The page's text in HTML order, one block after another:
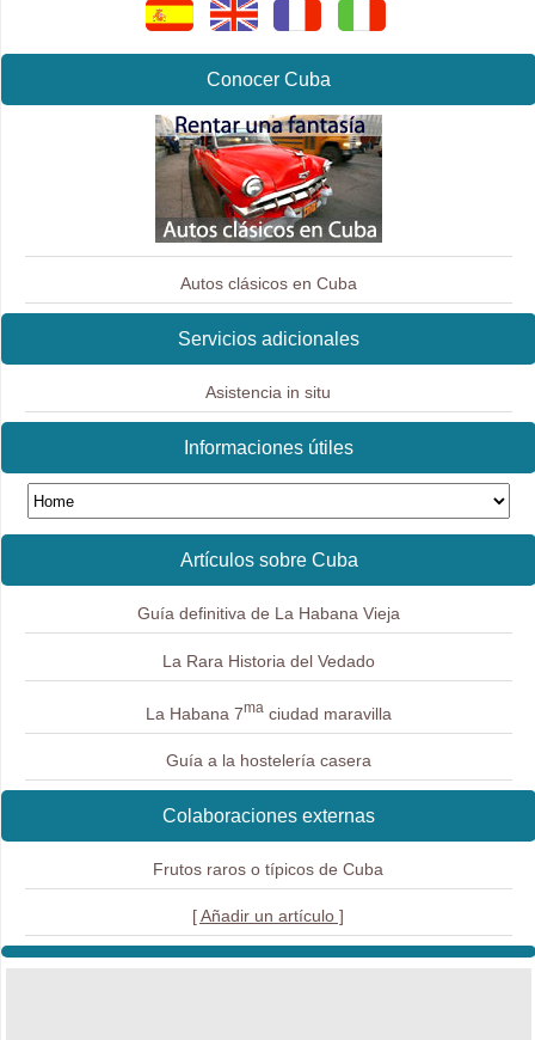
Conocer Cuba
Autos clásicos en Cuba
Servicios adicionales
Asistencia in situ
Informaciones útiles
Artículos sobre Cuba
Guía definitiva de La Habana Vieja
La Rara Historia del Vedado
La Habana 7maciudad maravilla
Guía a la hostelería casera
Colaboraciones externas
Frutos raros o típicos de Cuba
[ Añadir un artículo ]